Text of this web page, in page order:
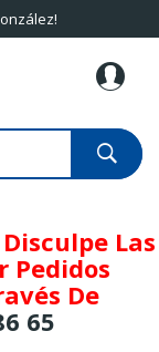
Las
Pedidos
De
65